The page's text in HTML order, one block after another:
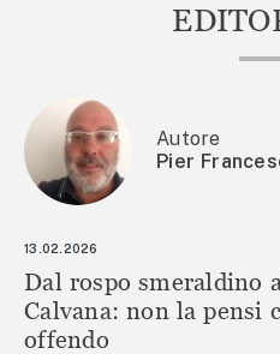
Autore
Pier
13.02.2026
Dal rospo smeraldino
Calvana: non la pensi
offendo